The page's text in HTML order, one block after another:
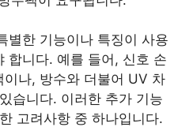
별한 기능이나 특징이 사용
합니다. 예를 들어, 신호 손
이나, 방수와 더불어 UV 차
습니다. 이러한 추가 기능
고려사항 중 하나입니다.